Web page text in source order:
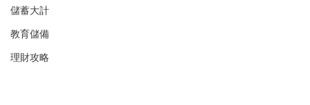
儲蓄大計
教育儲備
理財攻略